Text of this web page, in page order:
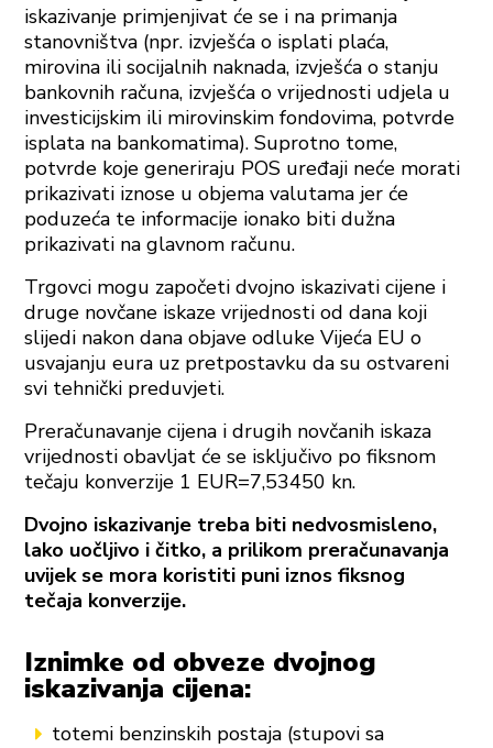
iskazivanje primjenjivat će se i na primanja
stanovništva (npr. izvješća o isplati plaća,
mirovina ili socijalnih naknada, izvješća o stanju
bankovnih računa, izvješća o vrijednosti udjela u
investicijskim ili mirovinskim fondovima, potvrde
isplata na bankomatima). Suprotno tome,
potvrde koje generiraju POS uređaji neće morati
prikazivati iznose u objema valutama jer će
poduzeća te informacije ionako biti dužna
prikazivati na glavnom računu.
Trgovci mogu započeti dvojno iskazivati cijene i
druge novčane iskaze vrijednosti od dana koji
slijedi nakon dana objave odluke Vijeća EU o
usvajanju eura uz pretpostavku da su ostvareni
svi tehnički preduvjeti.
Preračunavanje cijena i drugih novčanih iskaza
vrijednosti obavljat će se isključivo po fiksnom
tečaju konverzije 1 EUR=7,53450 kn.
Dvojno iskazivanje treba biti nedvosmisleno,
lako uočljivo i čitko, a prilikom preračunavanja
uvijek se mora koristiti puni iznos fiksnog
tečaja konverzije.
Iznimke od obveze dvojnog
iskazivanja cijena:
totemi benzinskih postaja (stupovi sa